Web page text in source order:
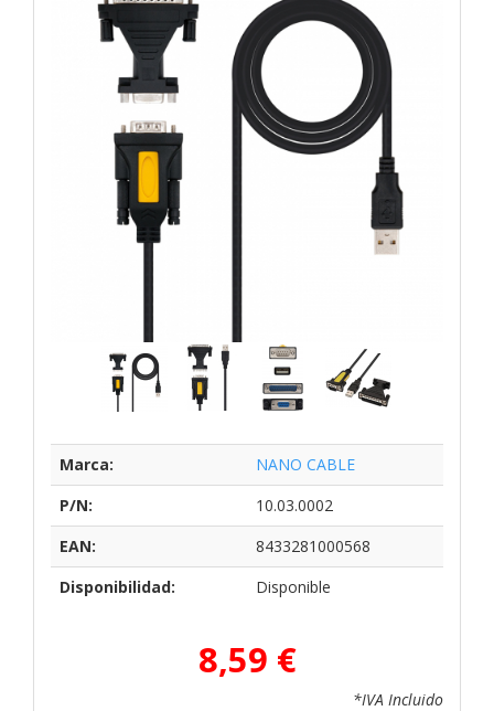
Marca:
NANO CABLE
P/N:
10.03.0002
EAN:
8433281000568
Disponibilidad:
Disponible
8,59 €
*IVA Incluido